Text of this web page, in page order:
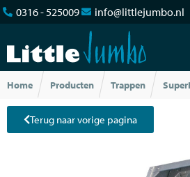
0316 - 525009 info@littlejumbo.nl
Home Producten Trappen
Terug naar vorige pagina